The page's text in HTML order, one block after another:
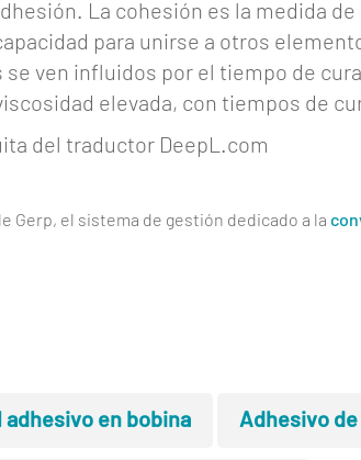
La cohesión es la medida
para unirse a otros
ven influidos por el tiempo de
elevada, con tiempos de
del traductor DeepL.com
Gerp, el sistema de gestión dedicado a la
adhesivo en bobina Adhesivo